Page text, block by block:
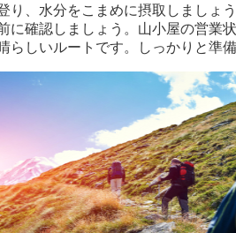
り、水分をこまめに摂取しましょ
に確認しましょう。山小屋の営業
しいルートです。しっかりと準